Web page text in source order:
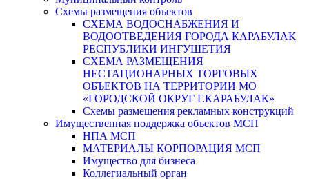
Схемы размещения объектов
СХЕМА ВОДОСНАБЖЕНИЯ И
ВОДООТВЕДЕНИЯ ГОРОДА КАРАБУЛАК
РЕСПУБЛИКИ ИНГУШЕТИЯ
СХЕМА РАЗМЕЩЕНИЯ
НЕСТАЦИОНАРНЫХ ТОРГОВЫХ
ОБЪЕКТОВ НА ТЕРРИТОРИИ МО
«ГОРОДСКОЙ ОКРУГ Г.КАРАБУЛАК»
Схемы размещения рекламных конструкций
Имущественная поддержка объектов МСП
НПА МСП
МАТЕРИАЛЫ КОРПОРАЦИЯ МСП
Имущество для бизнеса
Коллегиальный орган